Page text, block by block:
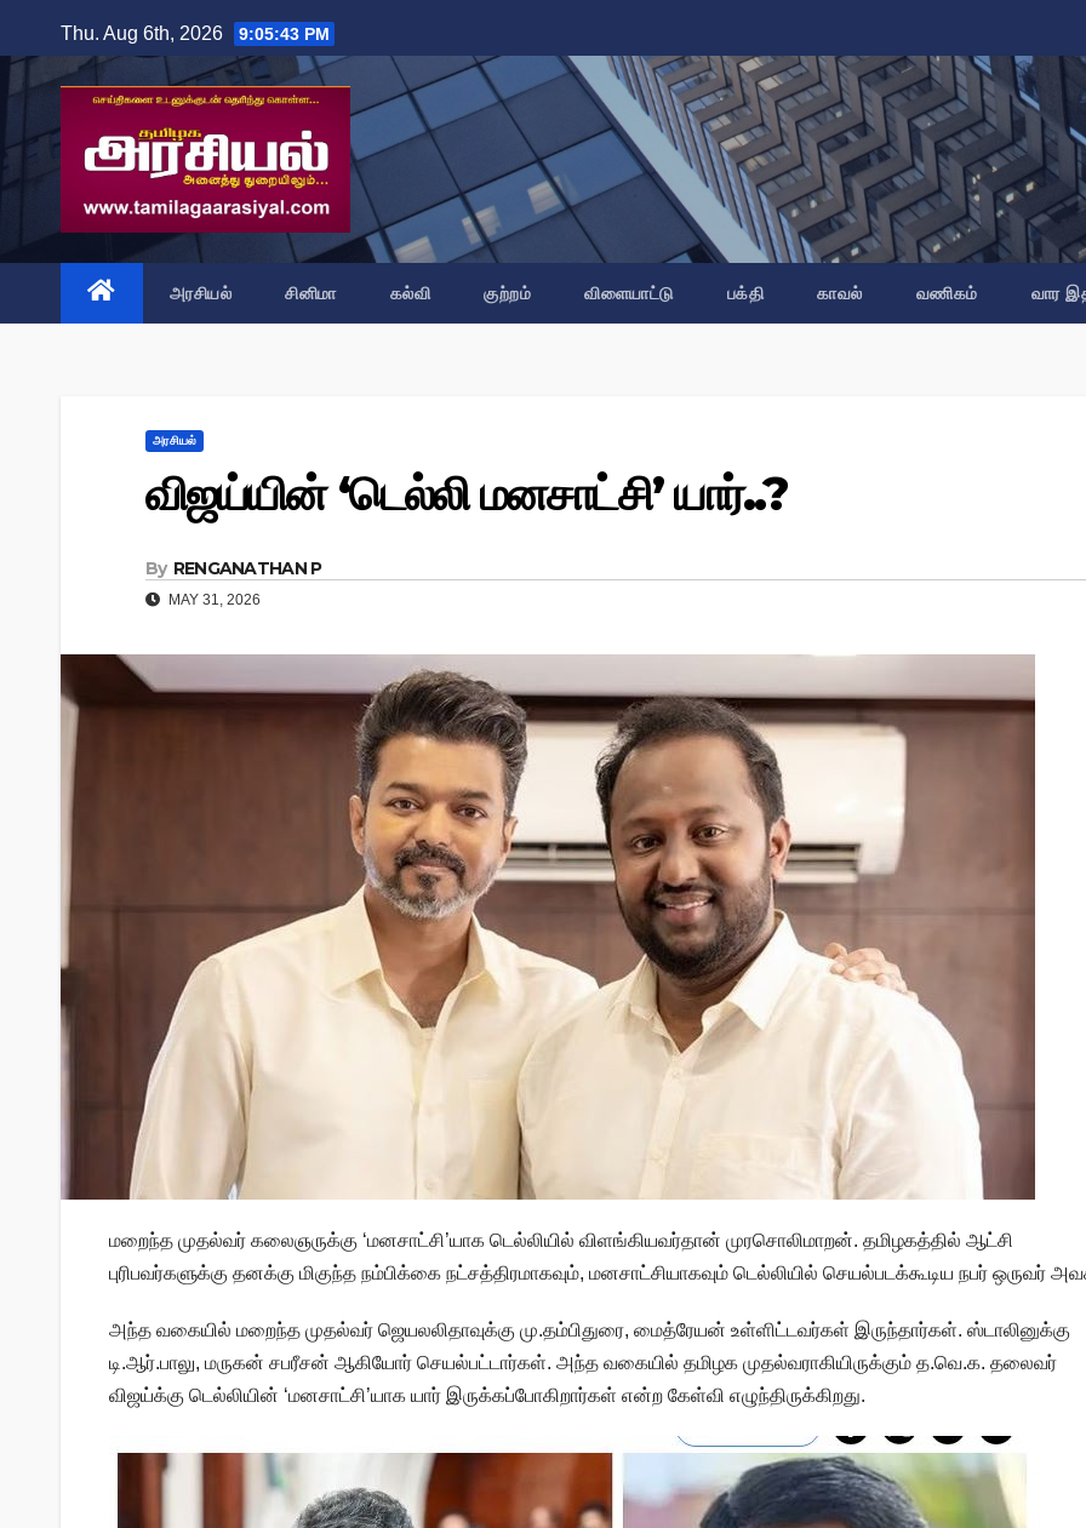
to
content
Thu. Aug 6th, 2026 9:05:44 PM
அரசியல் சினிமா கல்வி குற்றம் விளையாட்டு பக்தி காவல் வணிகம் வார
அரசியல்
விஜய்யின் ‘டெல்லி மனசாட்சி’ யார்..?
By RENGANATHAN P
MAY 31, 2026
மறைந்த முதல்வர் கலைஞருக்கு ‘மனசாட்சி’யாக டெல்லியில் விளங்கியவர்தான் முரசொலிமாறன். தமிழகத்தில் ஆட்சி
புரிபவர்களுக்கு தனக்கு மிகுந்த நம்பிக்கை நட்சத்திரமாகவும், மனசாட்சியாகவும் டெல்லியில் செயல்படக்கூடிய நபர் ஒருவர்
அந்த வகையில் மறைந்த முதல்வர் ஜெயலலிதாவுக்கு மு.தம்பிதுரை, மைத்ரேயன் உள்ளிட்டவர்கள் இருந்தார்கள். ஸ்டாலினுக்கு
டி.ஆர்.பாலு, மருகன் சபரீசன் ஆகியோர் செயல்பட்டார்கள். அந்த வகையில் தமிழக முதல்வராகியிருக்கும் த.வெ.க. தலைவர்
விஜய்க்கு டெல்லியின் ‘மனசாட்சி’யாக யார் இருக்கப்போகிறார்கள் என்ற கேள்வி எழுந்திருக்கிறது.